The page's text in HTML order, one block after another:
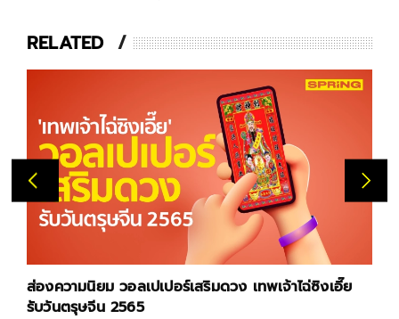
RELATED
ส่องความนิยม วอลเปเปอร์เสริมดวง เทพเจ้าไฉ่ซิงเอี๊ย
รับวันตรุษจีน 2565